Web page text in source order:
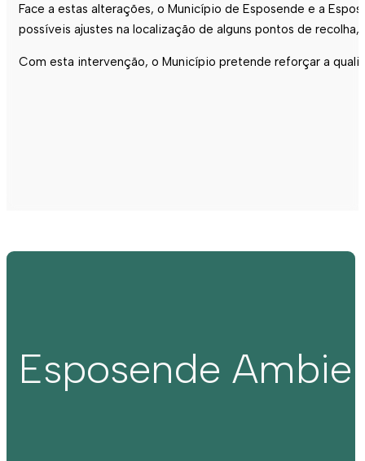
Face a estas alterações, o Município de Esposende e a
possíveis ajustes na localização de alguns pontos de
Com esta intervenção, o Município pretende reforçar a
Esposende